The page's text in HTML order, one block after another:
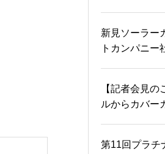
新見ソーラー
トカンパニー
【記者会見
ルからカバー
第11回プラチ